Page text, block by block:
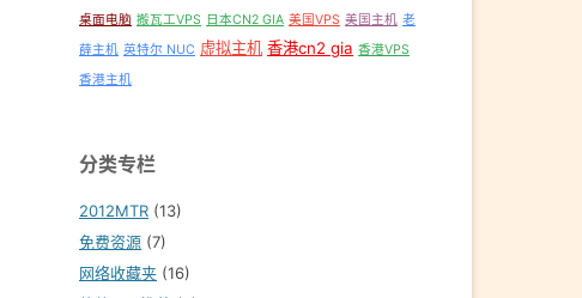
桌面电脑 搬瓦工VPS 日本CN2 GIA 美国VPS 美国主机 老
薛主机 英特尔 NUC 虚拟主机 香港cn2 gia 香港VPS
香港主机
分类专栏
2012MTR (13)
免费资源 (7)
网络收藏夹 (16)